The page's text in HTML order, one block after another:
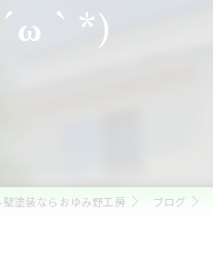
｀*)
塗装ならおゆみ野工房 ブログ